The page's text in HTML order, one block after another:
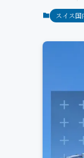
スイス国